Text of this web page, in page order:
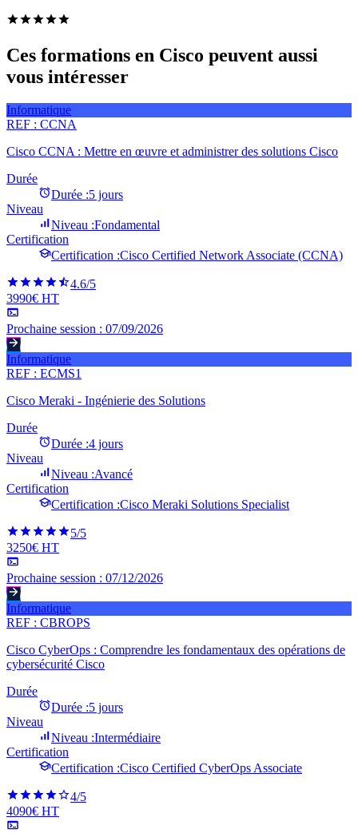
Ces formations en Cisco peuvent aussi
vous intéresser
Informatique
REF : CCNA
Cisco CCNA : Mettre en œuvre et administrer des solutions Cisco
Durée
Durée :5 jours
Niveau
Niveau :Fondamental
Certification
Certification :Cisco Certified Network Associate (CCNA)
4.6/5
3990€ HT
Prochaine session : 07/09/2026
Informatique
REF : ECMS1
Cisco Meraki - Ingénierie des Solutions
Durée
Durée :4 jours
Niveau
Niveau :Avancé
Certification
Certification :Cisco Meraki Solutions Specialist
5/5
3250€ HT
Prochaine session : 07/12/2026
Informatique
REF : CBROPS
Cisco CyberOps : Comprendre les fondamentaux des opérations de
cybersécurité Cisco
Durée
Durée :5 jours
Niveau
Niveau :Intermédiaire
Certification
Certification :Cisco Certified CyberOps Associate
4/5
4090€ HT